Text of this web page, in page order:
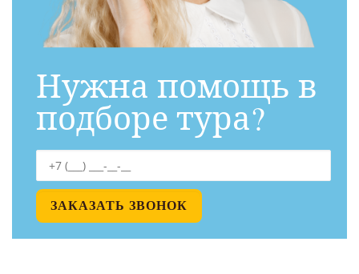
Нужна помощь в
подборе тура?